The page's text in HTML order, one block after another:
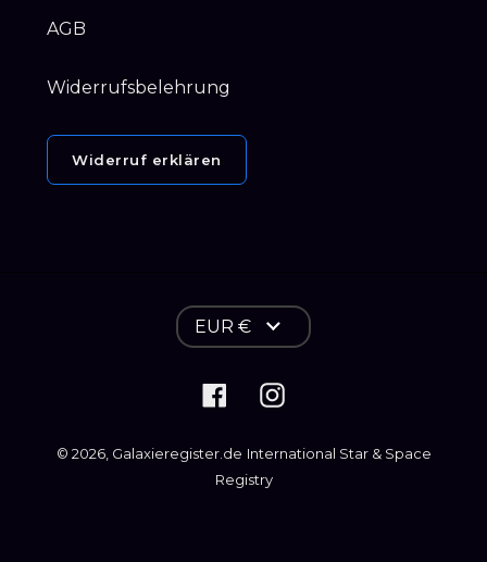
AGB
Widerrufsbelehrung
Widerruf erklären
WEUR €
FacebookInstagram
© 2026, Galaxieregister.de International Star & Space
Registry